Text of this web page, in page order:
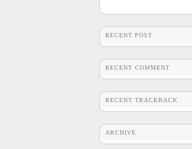
RECENT POST
RECENT COMMENT
RECENT TRACKBACK
ARCHIVE